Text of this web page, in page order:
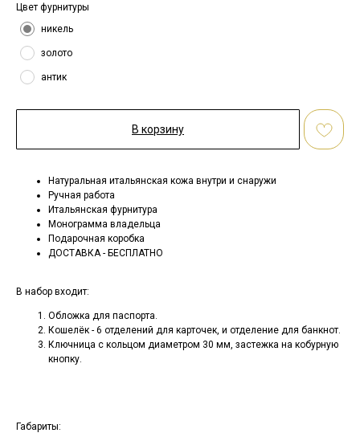
Цвет фурнитуры
никель
золото
антик
В корзину
Натуральная итальянская кожа внутри и снаружи
Ручная работа
Итальянская фурнитура
Монограмма владельца
Подарочная коробка
ДОСТАВКА - БЕСПЛАТНО
В набор входит:
Обложка для паспорта.
Кошелёк - 6 отделений для карточек, и отделение для банкнот.
Ключница с кольцом диаметром 30 мм, застежка на кобурную
кнопку.
Габариты: